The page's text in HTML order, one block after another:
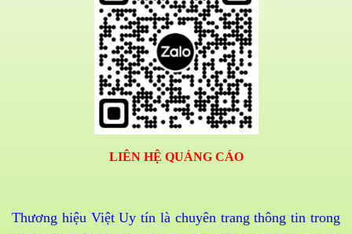
LIÊN HỆ QUẢNG CÁO
Thương hiệu Việt Uy tín là chuyên trang thông tin trong